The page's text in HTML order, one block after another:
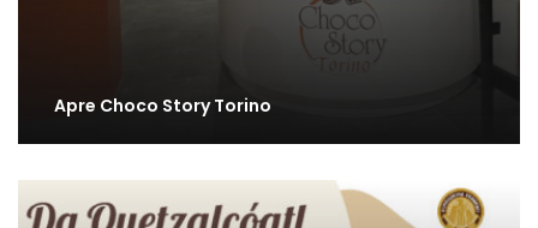
Apre Choco Story Torino